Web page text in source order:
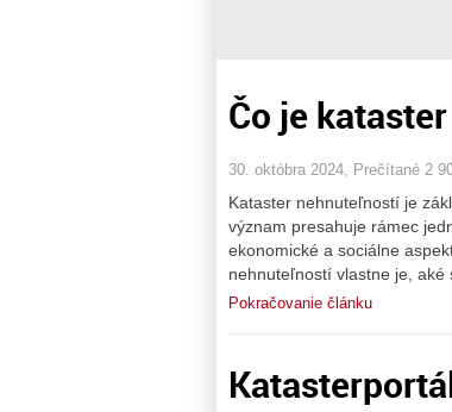
Čo je
30. októbra 2024, Prečítané 2
Kataster nehnuteľností je
význam presahuje rámec
ekonomické a sociálne
nehnuteľností vlastne je,
Pokračovanie článku